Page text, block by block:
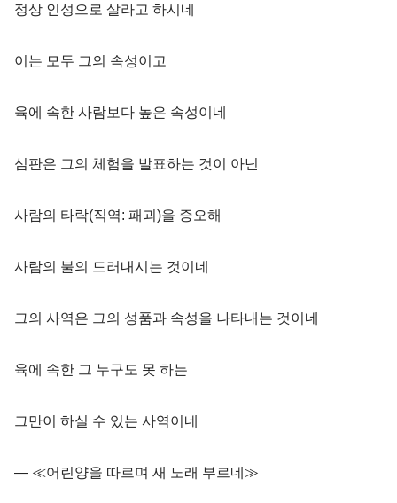
정상 인성으로 살라고 하시네
이는 모두 그의 속성이고
육에 속한 사람보다 높은 속성이네
심판은 그의 체험을 발표하는 것이 아닌
사람의 타락(직역: 패괴)을 증오해
사람의 불의 드러내시는 것이네
그의 사역은 그의 성품과 속성을 나타내는 것이네
육에 속한 그 누구도 못 하는
그만이 하실 수 있는 사역이네
― ≪어린양을 따르며 새 노래 부르네≫